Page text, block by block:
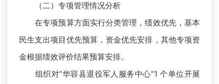
（二）专项管理情况分析
在专项预算方面实行分类管理，绩效优先，基本
民生支出项目优先预算，资金优先安排，其他专项资
金根据绩效评价结果预算安排。
组织对“华容县退役军人服务中心”1 个单位开展